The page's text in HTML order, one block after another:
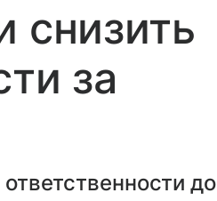
снизить
за
до